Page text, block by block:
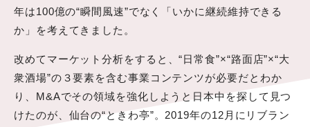
年は100億の“瞬間風速”でなく「いかに継続維持できる
か」を考えてきました。
改めてマーケット分析をすると、“日常食”×“路面店”×“大
衆酒場”の３要素を含む事業コンテンツが必要だとわか
り、M&Aでその領域を強化しようと日本中を探して見つ
けたのが、仙台の“ときわ亭”。2019年の12月にリブラン